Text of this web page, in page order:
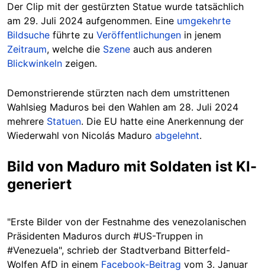
Der Clip mit der gestürzten Statue wurde tatsächlich
am 29. Juli 2024 aufgenommen. Eine umgekehrte
Bildsuche führte zu Veröffentlichungen in jenem
Zeitraum, welche die Szene auch aus anderen
Blickwinkeln zeigen.
Demonstrierende stürzten nach dem umstrittenen
Wahlsieg Maduros bei den Wahlen am 28. Juli 2024
mehrere Statuen. Die EU hatte eine Anerkennung der
Wiederwahl von Nicolás Maduro abgelehnt.
Bild von Maduro mit Soldaten ist KI-
generiert
"Erste Bilder von der Festnahme des venezolanischen
Präsidenten Maduros durch #US-Truppen in
#Venezuela", schrieb der Stadtverband Bitterfeld-
Wolfen AfD in einem Facebook-Beitrag vom 3. Januar